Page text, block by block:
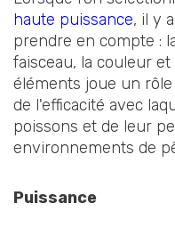
haute puissance, il y
prendre en compte :
faisceau, la couleur
éléments joue un
de l'efficacité avec
poissons et de leur
environnements de
Puissance